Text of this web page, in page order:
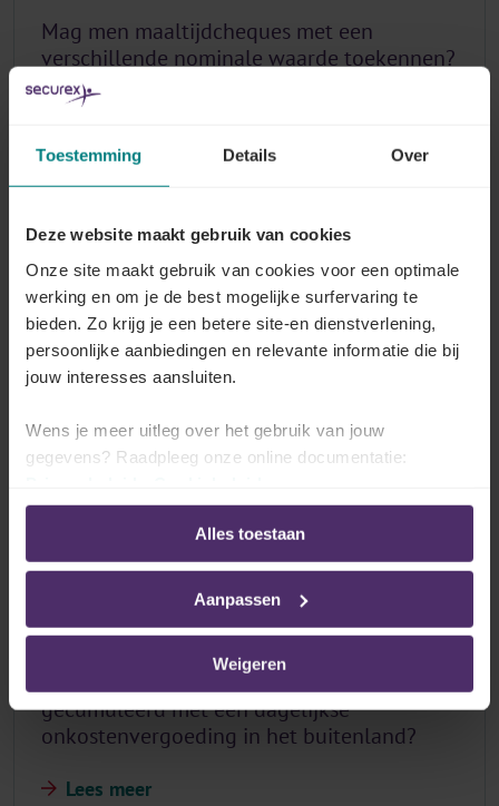
Toestemming Details Over
Deze website maakt gebruik van cookies
Onze site maakt gebruik van cookies voor een optimale
werking en om je de best mogelijke surfervaring te
bieden. Zo krijg je een betere site-en dienstverlening,
persoonlijke aanbiedingen en relevante informatie die bij
jouw interesses aansluiten.
Wens je meer uitleg over het gebruik van jouw
gegevens? Raadpleeg onze online documentatie:
Alles toestaan
Aanpassen
Weigeren
Mag men maaltijdcheques met een
verschillende nominale waarde toekennen?
Lees meer
Mogen maaltijdcheques met een maaltijd in
een bedrijfsrestaurant gecumuleerd
worden?
Lees meer
Mag de maaltijdcheque worden
kosten?
Lees meer
Mag de maaltijdcheque worden
gecumuleerd met een dagelijkse
onkostenvergoeding in het buitenland?
Lees meer